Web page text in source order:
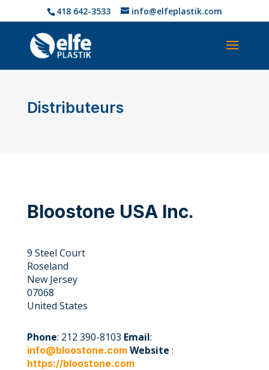
418 642-3533 info@elfeplastik.com
Distributeurs
Bloostone USA Inc.
9 Steel Court
Roseland
New Jersey
07068
United States
Phone: 212 390-8103 Email:
info@bloostone.com Website :
https://bloostone.com